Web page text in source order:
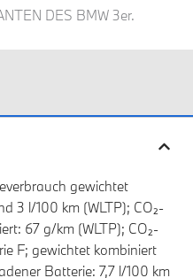
DES BMW 3er.
gewichtet
3 l/100 km (WLTP); CO₂-
67 g/km (WLTP); CO₂-
F; gewichtet kombiniert
Batterie: 7,7 l/100 km